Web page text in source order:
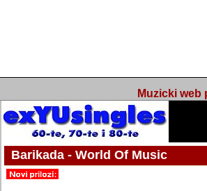
Muzicki web
Barikada - World Of Music